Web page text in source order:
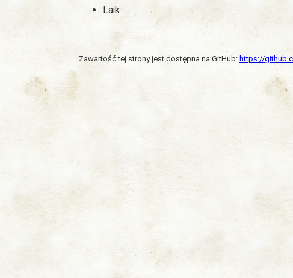
Laik
Zawartość tej strony jest dostępna na GitHub: https://